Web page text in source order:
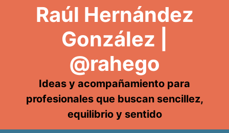
Raúl Hernández
González |
@rahego
Ideas y acompañamiento para
profesionales que buscan sencillez,
equilibrio y sentido